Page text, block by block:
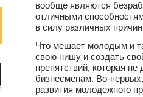
вообще являются
отличными
в силу различных
Что мешает молодым и
свою нишу и создать
препятствий, которая
бизнесменам. Во-
развития молодежного